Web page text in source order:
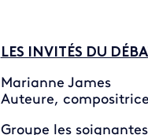
LES INVITÉS DU
Marianne James
Auteure,
Groupe les soignantes